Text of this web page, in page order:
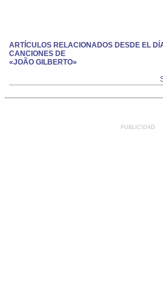
ARTÍCULOS RELACIONADOS DESDE EL
CANCIONES DE
«JOÃO GILBERTO»
PUBLICIDAD